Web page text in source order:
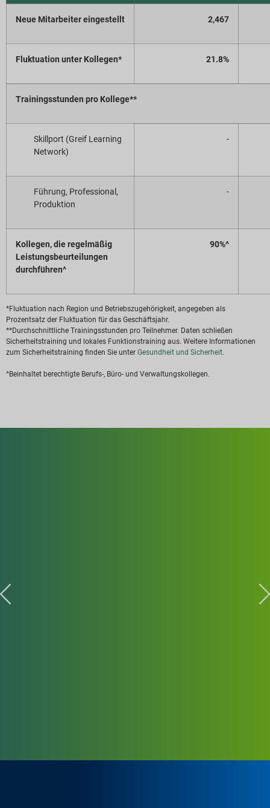
Neue Mitarbeiter eingestellt 2,467
Fluktuation unter Kollegen* 21.8%
Trainingsstunden pro Kollege**
Skillport (Greif Learning
Network)
-
Führung, Professional,
Produktion
-
Kollegen, die regelmäßig
Leistungsbeurteilungen
durchführen^
90%^
*Fluktuation nach Region und Betriebszugehörigkeit, angegeben als
Prozentsatz der Fluktuation für das Geschäftsjahr.
**Durchschnittliche Trainingsstunden pro Teilnehmer. Daten schließen
Sicherheitstraining und lokales Funktionstraining aus. Weitere Informationen
zum Sicherheitstraining finden Sie unter Gesundheit und Sicherheit.
^Beinhaltet berechtigte Berufs-, Büro- und Verwaltungskollegen.